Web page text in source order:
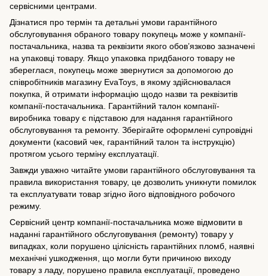
сервісними центрами.
Дізнатися про термін та детальні умови гарантійного
обслуговування обраного товару покупець може у компанії-
постачальника, назва та реквізити якого обов’язково зазначені
на упаковці товару. Якщо упаковка придбаного товару не
збереглася, покупець може звернутися за допомогою до
співробітників магазину EvaToys, в якому здійснювалася
покупка, й отримати інформацію щодо назви та реквізитів
компанії-постачальника. Гарантійний талон компанії-
виробника товару є підставою для надання гарантійного
обслуговування та ремонту. Зберігайте оформлені супровідні
документи (касовий чек, гарантійний талон та інструкцію)
протягом усього терміну експлуатації.
Завжди уважно читайте умови гарантійного обслуговування та
правила використання товару, це дозволить уникнути помилок
та експлуатувати товар згідно його відповідного робочого
режиму.
Сервісний центр компанії-постачальника може відмовити в
наданні гарантійного обслуговування (ремонту) товару у
випадках, коли порушено цілісність гарантійних пломб, наявні
механічні ушкодження, що могли бути причиною виходу
товару з ладу, порушено правила експлуатації, проведено